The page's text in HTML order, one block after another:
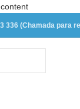
336 (Chamada para